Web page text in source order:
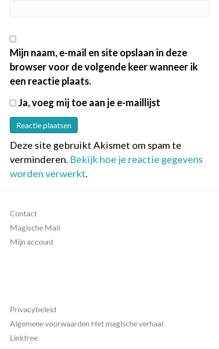
Mijn naam, e-mail en site opslaan in deze
browser voor de volgende keer wanneer ik
een reactie plaats.
Ja, voeg mij toe aan je e-maillijst
Deze site gebruikt Akismet om spam te
verminderen. Bekijk hoe je reactie gegevens
worden verwerkt.
Contact
Magische Mail
Mijn account
Privacybeleid
Algemene voorwaarden Het magische verhaal
Linktree